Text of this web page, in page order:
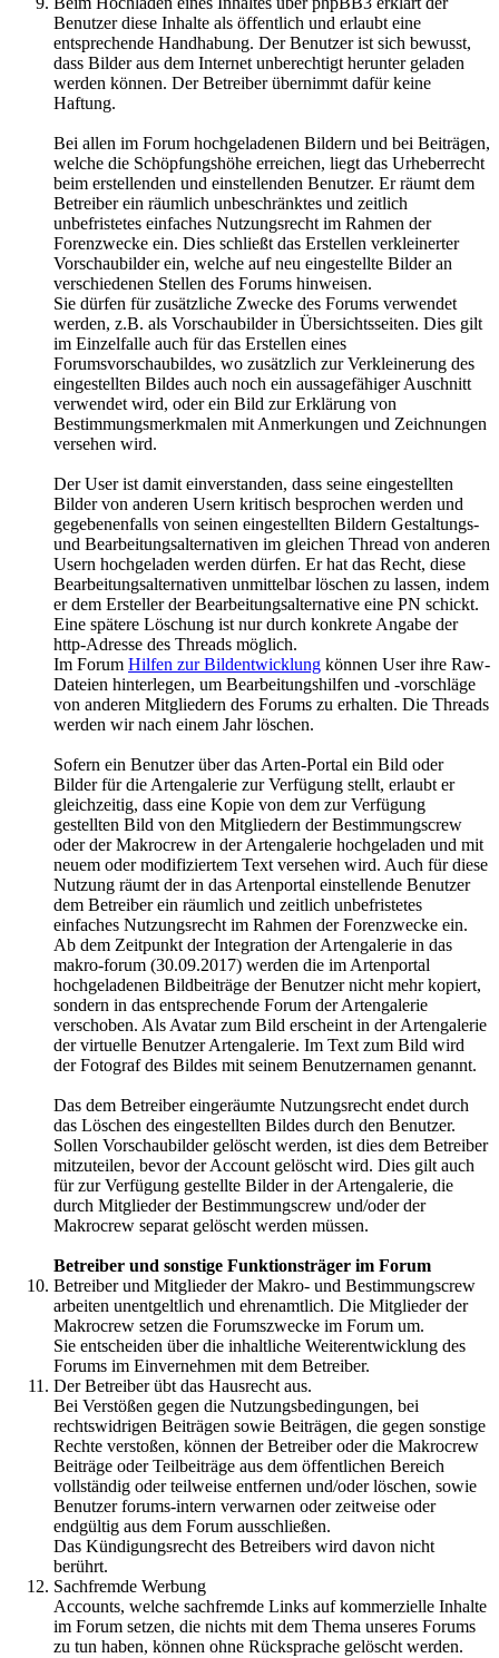
Benutzer diese Inhalte als öffentlich und erlaubt eine
entsprechende Handhabung. Der Benutzer ist sich bewusst,
dass Bilder aus dem Internet unberechtigt herunter geladen
werden können. Der Betreiber übernimmt dafür keine
Haftung.
Bei allen im Forum hochgeladenen Bildern und bei Beiträgen,
welche die Schöpfungshöhe erreichen, liegt das Urheberrecht
beim erstellenden und einstellenden Benutzer. Er räumt dem
Betreiber ein räumlich unbeschränktes und zeitlich
unbefristetes einfaches Nutzungsrecht im Rahmen der
Forenzwecke ein. Dies schließt das Erstellen verkleinerter
Vorschaubilder ein, welche auf neu eingestellte Bilder an
verschiedenen Stellen des Forums hinweisen.
Sie dürfen für zusätzliche Zwecke des Forums verwendet
werden, z.B. als Vorschaubilder in Übersichtsseiten. Dies gilt
im Einzelfalle auch für das Erstellen eines
Forumsvorschaubildes, wo zusätzlich zur Verkleinerung des
eingestellten Bildes auch noch ein aussagefähiger Auschnitt
verwendet wird, oder ein Bild zur Erklärung von
Bestimmungsmerkmalen mit Anmerkungen und Zeichnungen
versehen wird.
Der User ist damit einverstanden, dass seine eingestellten
Bilder von anderen Usern kritisch besprochen werden und
gegebenenfalls von seinen eingestellten Bildern Gestaltungs-
und Bearbeitungsalternativen im gleichen Thread von anderen
Usern hochgeladen werden dürfen. Er hat das Recht, diese
Bearbeitungsalternativen unmittelbar löschen zu lassen, indem
er dem Ersteller der Bearbeitungsalternative eine PN schickt.
Eine spätere Löschung ist nur durch konkrete Angabe der
http-Adresse des Threads möglich.
Im Forum Hilfen zur Bildentwicklung können User ihre Raw-
Dateien hinterlegen, um Bearbeitungshilfen und -vorschläge
von anderen Mitgliedern des Forums zu erhalten. Die Threads
werden wir nach einem Jahr löschen.
Sofern ein Benutzer über das Arten-Portal ein Bild oder
Bilder für die Artengalerie zur Verfügung stellt, erlaubt er
gleichzeitig, dass eine Kopie von dem zur Verfügung
gestellten Bild von den Mitgliedern der Bestimmungscrew
oder der Makrocrew in der Artengalerie hochgeladen und mit
neuem oder modifiziertem Text versehen wird. Auch für diese
Nutzung räumt der in das Artenportal einstellende Benutzer
dem Betreiber ein räumlich und zeitlich unbefristetes
einfaches Nutzungsrecht im Rahmen der Forenzwecke ein.
Ab dem Zeitpunkt der Integration der Artengalerie in das
makro-forum (30.09.2017) werden die im Artenportal
hochgeladenen Bildbeiträge der Benutzer nicht mehr kopiert,
sondern in das entsprechende Forum der Artengalerie
verschoben. Als Avatar zum Bild erscheint in der Artengalerie
der virtuelle Benutzer Artengalerie. Im Text zum Bild wird
der Fotograf des Bildes mit seinem Benutzernamen genannt.
Das dem Betreiber eingeräumte Nutzungsrecht endet durch
das Löschen des eingestellten Bildes durch den Benutzer.
Sollen Vorschaubilder gelöscht werden, ist dies dem Betreiber
mitzuteilen, bevor der Account gelöscht wird. Dies gilt auch
für zur Verfügung gestellte Bilder in der Artengalerie, die
durch Mitglieder der Bestimmungscrew und/oder der
Makrocrew separat gelöscht werden müssen.
Betreiber und sonstige Funktionsträger im Forum
Betreiber und Mitglieder der Makro- und Bestimmungscrew
arbeiten unentgeltlich und ehrenamtlich. Die Mitglieder der
Makrocrew setzen die Forumszwecke im Forum um.
Sie entscheiden über die inhaltliche Weiterentwicklung des
Forums im Einvernehmen mit dem Betreiber.
Der Betreiber übt das Hausrecht aus.
Bei Verstößen gegen die Nutzungsbedingungen, bei
rechtswidrigen Beiträgen sowie Beiträgen, die gegen sonstige
Rechte verstoßen, können der Betreiber oder die Makrocrew
Beiträge oder Teilbeiträge aus dem öffentlichen Bereich
vollständig oder teilweise entfernen und/oder löschen, sowie
Benutzer forums-intern verwarnen oder zeitweise oder
endgültig aus dem Forum ausschließen.
Das Kündigungsrecht des Betreibers wird davon nicht
berührt.
Sachfremde Werbung
Accounts, welche sachfremde Links auf kommerzielle Inhalte
im Forum setzen, die nichts mit dem Thema unseres Forums
zu tun haben, können ohne Rücksprache gelöscht werden.